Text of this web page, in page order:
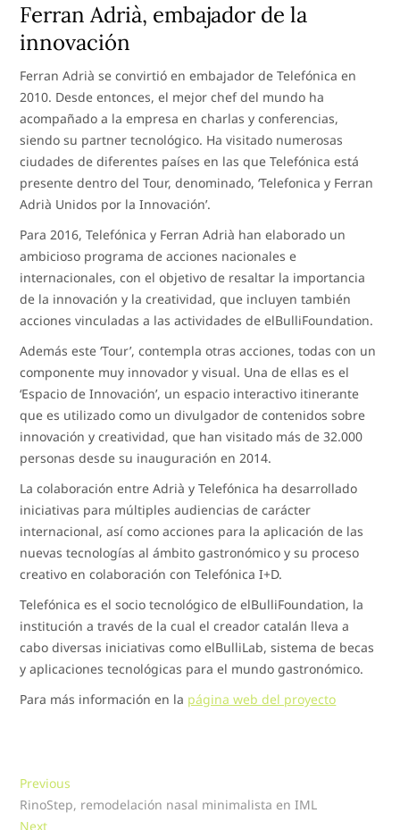
Ferran Adrià, embajador de la
innovación
Ferran Adrià se convirtió en embajador de Telefónica en
2010. Desde entonces, el mejor chef del mundo ha
acompañado a la empresa en charlas y conferencias,
siendo su partner tecnológico. Ha visitado numerosas
ciudades de diferentes países en las que Telefónica está
presente dentro del Tour, denominado, ‘Telefonica y Ferran
Adrià Unidos por la Innovación’.
Para 2016, Telefónica y Ferran Adrià han elaborado un
ambicioso programa de acciones nacionales e
internacionales, con el objetivo de resaltar la importancia
de la innovación y la creatividad, que incluyen también
acciones vinculadas a las actividades de elBulliFoundation.
Además este ‘Tour’, contempla otras acciones, todas con un
componente muy innovador y visual. Una de ellas es el
‘Espacio de Innovación’, un espacio interactivo itinerante
que es utilizado como un divulgador de contenidos sobre
innovación y creatividad, que han visitado más de 32.000
personas desde su inauguración en 2014.
La colaboración entre Adrià y Telefónica ha desarrollado
iniciativas para múltiples audiencias de carácter
internacional, así como acciones para la aplicación de las
nuevas tecnologías al ámbito gastronómico y su proceso
creativo en colaboración con Telefónica I+D.
Telefónica es el socio tecnológico de elBulliFoundation, la
institución a través de la cual el creador catalán lleva a
cabo diversas iniciativas como elBulliLab, sistema de becas
y aplicaciones tecnológicas para el mundo gastronómico.
Para más información en la página web del proyecto
Navegación
de
Previous
post:
RinoStep, remodelación nasal minimalista en IML
NextNext